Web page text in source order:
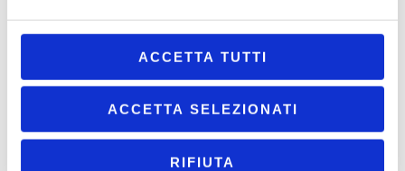
ACCETTA TUTTI
ACCETTA SELEZIONATI
RIFIUTA